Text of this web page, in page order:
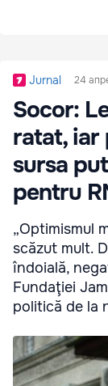
Jurnal 24
Socor:
ratat, iar
sursa
pentru
„Optimismul
scăzut mult.
îndoială,
Fundaţiei
politică de la